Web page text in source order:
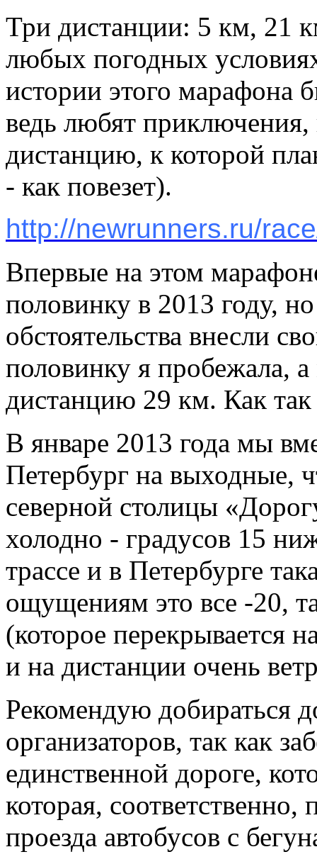
Три дистанции: 5 км, 21
любых погодных
истории этого марафона
ведь любят приключения,
дистанцию, к которой
- как повезет).
http://newrunners.ru/
Впервые на этом
половинку в 2013 году,
обстоятельства внесли
половинку я пробежала,
дистанцию 29 км. Как
В январе 2013 года мы
Петербург на выходные,
северной столицы
холодно - градусов 15
трассе и в Петербурге
ощущениям это все -20,
(которое перекрывается
и на дистанции очень
Рекомендую добираться
организаторов, так как
единственной дороге,
которая, соответственно,
проезда автобусов с